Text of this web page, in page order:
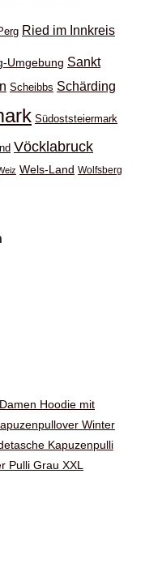
Ried im Innkreis
Umgebung Sankt
Scheibbs Schärding
Südoststeiermark
Vöcklabruck
Wels-Land Wolfsberg
Hoodie mit
Winter
Kapuzenpulli
Pulli Grau XXL